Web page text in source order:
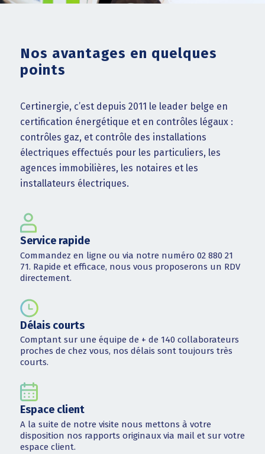
Nos avantages en quelques
points
Certinergie, c’est depuis 2011 le leader belge en
certification énergétique et en contrôles légaux :
contrôles gaz, et contrôle des installations
électriques effectués pour les particuliers, les
agences immobilières, les notaires et les
installateurs électriques.
Service rapide
Commandez en ligne ou via notre numéro 02 880 21
71. Rapide et efficace, nous vous proposerons un RDV
directement.
Délais courts
Comptant sur une équipe de + de 140 collaborateurs
proches de chez vous, nos délais sont toujours très
courts.
Espace client
A la suite de notre visite nous mettons à votre
disposition nos rapports originaux via mail et sur votre
espace client.